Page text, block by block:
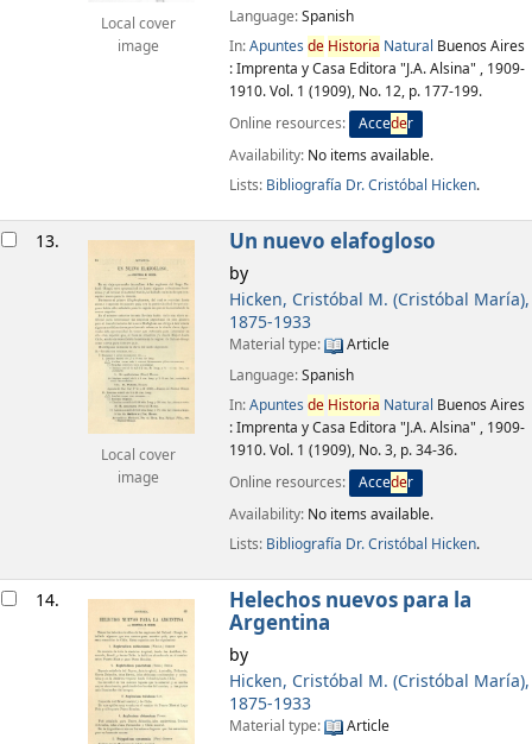
Local cover
image
Language:Spanish
In:Apuntes de Historia Natural Buenos Aires
: Imprenta y Casa Editora "J.A. Alsina" , 1909-
1910. Vol. 1 (1909), No. 12, p. 177-199.
Online resources:
Acceder
Availability: No items available.
Lists: Bibliografía Dr. Cristóbal Hicken.
13.
Local cover
image
Un nuevo elafogloso
by
Hicken, Cristóbal M. (Cristóbal María),
1875-1933
Material type:
Article
Language:Spanish
In:Apuntes de Historia Natural Buenos Aires
: Imprenta y Casa Editora "J.A. Alsina" , 1909-
1910. Vol. 1 (1909), No. 3, p. 34-36.
Online resources:
Acceder
Availability: No items available.
Lists: Bibliografía Dr. Cristóbal Hicken.
14. Helechos nuevos para la
Argentina
by
Hicken, Cristóbal M. (Cristóbal María),
1875-1933
Material type:
Article